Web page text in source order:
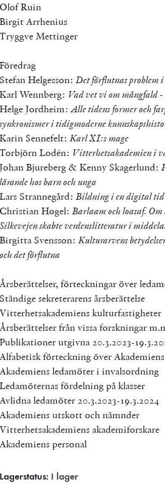
Olof Ruin
Birgit Arrhenius
Tryggve Mettinger
Föredrag
Stefan Helgesson:Det förflutnas
Karl Wennberg: Vad vet vi om mångfald
Helge Jordheim:Alle tidens former och
synkronismer i tidigmoderne
Karin Sennefelt:Karl XI:s mage
Torbjörn Lodén: Vitterhetsakademien i
Johan Bjureberg & Kenny Skagerlund:
lärande hos barn och unga
Lars Strannegård:Bildning i en digital tid
Christian Høgel:Barlaam och loasaf.
Silkevejen skabte verdenslitteratur i
Birgitta Svensson:Kulturarvens
och det förflutna
Årsberättelser, förteckningar över
Ständige sekreterarens årsberättelse
Vitterhetsakademiens kulturfastigheter
Årsberättelser från vissa forskningar
Publikationer utgivna 20.3.2023-
Alfabetisk förteckning över
Akademiens ledamöter i invalsordning
Ledamöternas fördelning på klasser
Avlidna ledamöter 20.3.2023-19.3.2024
Akademiens utskott och nämnder
Vitterhetsakademiens akademiforskare
Akademiens personal
Lagerstatus: I lager